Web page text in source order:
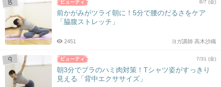
8/7 (金)
前かがみがツライ朝に！5分で腰のだるさをケア
「脇腹ストレッチ」
ヨガ講師 高木沙織
2451
7/31 (金)
朝3分でブラのハミ肉対策！Tシャツ姿がすっきり
見える「背中エクササイズ」